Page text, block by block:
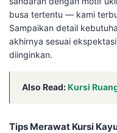
busa tertentu — kami
Sampaikan detail
akhirnya sesuai
diinginkan.
Also Read:Kursi
Tips Merawat Kursi